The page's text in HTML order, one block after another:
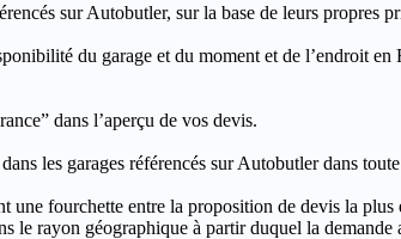
sur Autobutler, sur la base de leurs propres
du garage et du moment et de l’endroit en
dans l’aperçu de vos devis.
les garages référencés sur Autobutler dans
fourchette entre la proposition de devis la plus
le rayon géographique à partir duquel la demande